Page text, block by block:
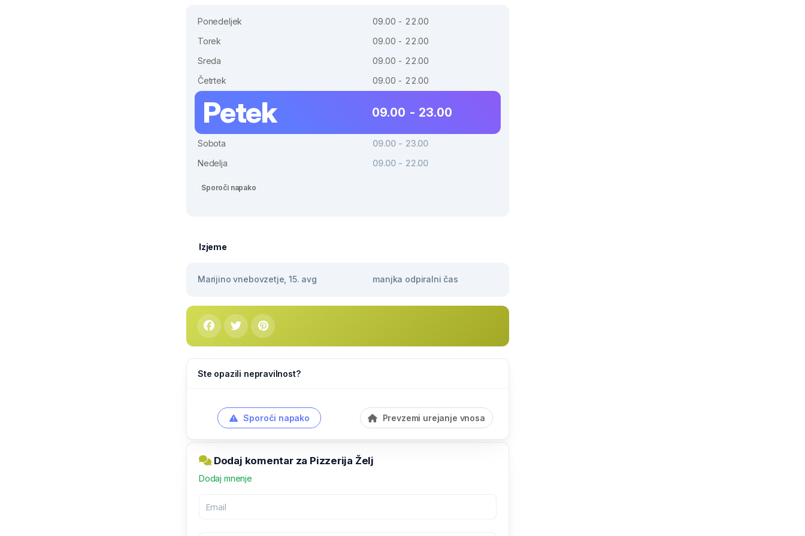
Ponedeljek
09.00 - 22.00
Torek
09.00 - 22.00
Sreda
09.00 - 22.00
Četrtek
09.00 - 22.00
Petek 09.00 - 23.00
Sobota
09.00 - 23.00
Nedelja
09.00 - 22.00
Sporoči napako
Izjeme
Marijino vnebovzetje, 15. avg manjka odpiralni čas
Ste opazili nepravilnost?
Sporoči napako Prevzemi urejanje vnosa
Dodaj komentar za Pizzerija Želj
Dodaj mnenje